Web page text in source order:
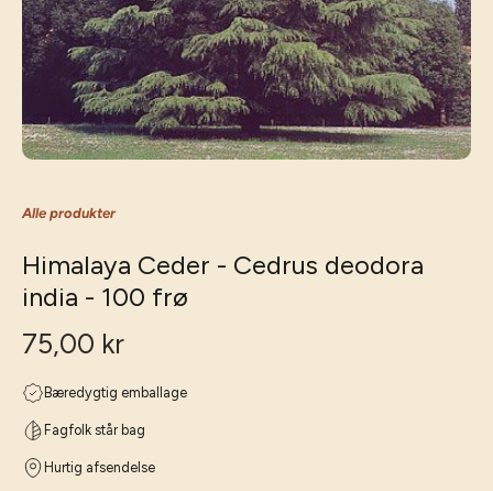
Alle produkter
Himalaya Ceder - Cedrus deodora
india - 100 frø
75,00 kr
Bæredygtig emballage
Fagfolk står bag
Hurtig afsendelse